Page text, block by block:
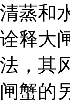
清蒸和
诠释大
法，其
闸蟹的